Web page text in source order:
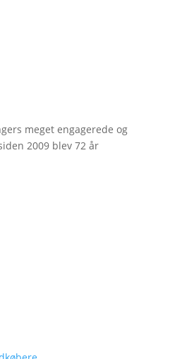
meget engagerede og
2009 blev 72 år